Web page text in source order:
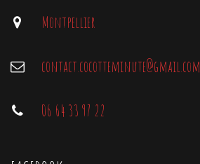
Montpellier
contact.cocotteminute@gmail.com
06 64 33 97 22